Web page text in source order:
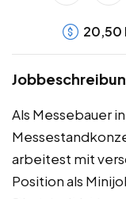
20,50
Als Messebauer
arbeitest mit
Position als